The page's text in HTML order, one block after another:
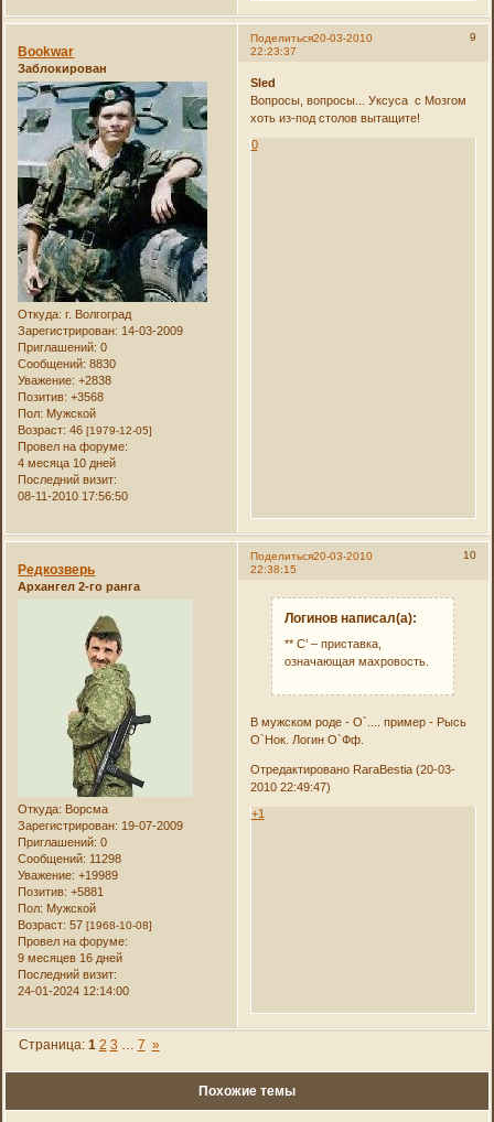
Поделиться 9
20-03-2010
22:23:37
Bookwar
Заблокирован
Откуда: г. Волгоград
Зарегистрирован: 14-03-2009
Приглашений: 0
Сообщений: 8830
Уважение: +2838
Позитив: +3568
Пол: Мужской
Возраст: 46[1979-12-05]
Провел на форуме:
4 месяца 10 дней
Последний визит:
08-11-2010 17:56:50
Sled
Вопросы, вопросы... Уксуса с Мозгом
хоть из-под столов вытащите!
0
Поделиться 10
20-03-2010
22:38:15
Редкозверь
Архангел 2-го ранга
Откуда: Ворсма
Зарегистрирован: 19-07-2009
Приглашений: 0
Сообщений: 11298
Уважение: +19989
Позитив: +5881
Пол: Мужской
Возраст: 57[1968-10-08]
Провел на форуме:
9 месяцев 16 дней
Последний визит:
24-01-2024 12:14:00
Логинов написал(а):
** С’ – приставка,
означающая махровость.
В мужском роде - О`.... пример - Рысь
О`Нок. Логин О`Фф.
Отредактировано RaraBestia (20-03-
2010 22:49:47)
+1
Страница: 1 2 3 … 7 »
Похожие темы